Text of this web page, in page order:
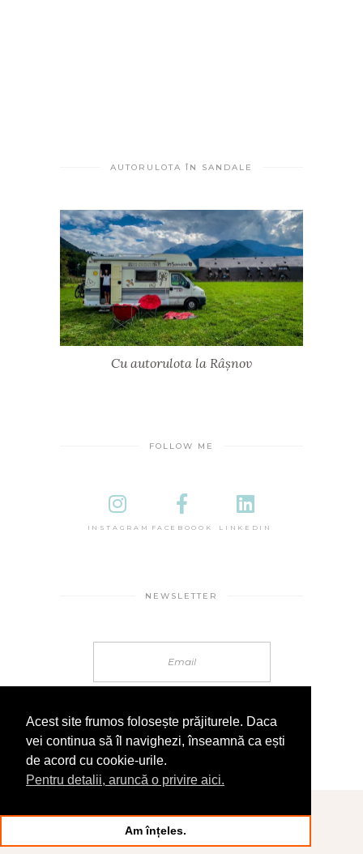
AUTORULOTA ÎN SANDALE
Cu autorulota la Râșnov
FOLLOW ME
INSTAGRAM FACEBOOOK LINKEDIN
NEWSLETTER
© 2025 În Sandale
Acest site frumos folosește prăjiturele. Daca
vei continua să îl navighezi, înseamnă ca ești
de acord cu cookie-urile.
Pentru detalii, aruncă o privire aici.
Am înțeles.